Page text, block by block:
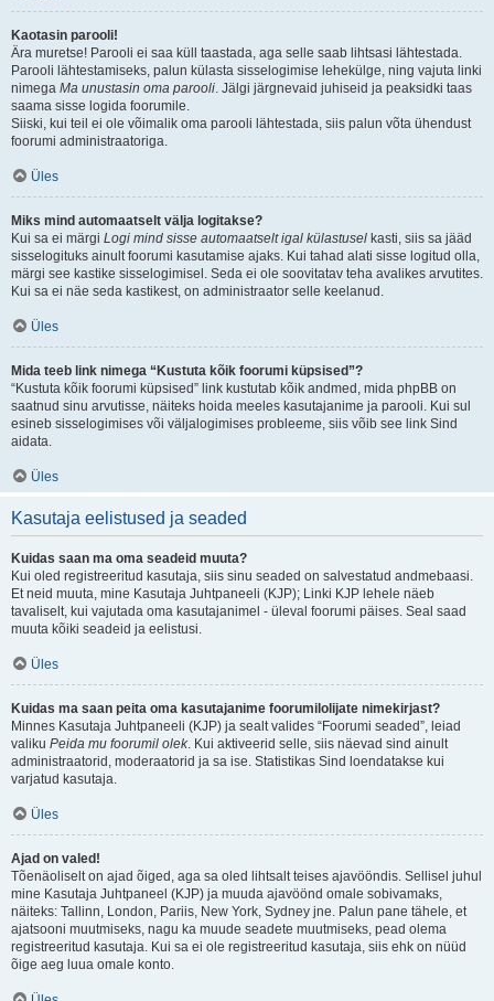
Kaotasin parooli!
Ära muretse! Parooli ei saa küll taastada, aga selle saab lihtsasi lähtestada.
Parooli lähtestamiseks, palun külasta sisselogimise lehekülge, ning vajuta linki
nimega Ma unustasin oma parooli. Jälgi järgnevaid juhiseid ja peaksidki taas
saama sisse logida foorumile.
Siiski, kui teil ei ole võimalik oma parooli lähtestada, siis palun võta ühendust
foorumi administraatoriga.
Üles
Miks mind automaatselt välja logitakse?
Kui sa ei märgi Logi mind sisse automaatselt igal külastusel kasti, siis sa jääd
sisselogituks ainult foorumi kasutamise ajaks. Kui tahad alati sisse logitud olla,
märgi see kastike sisselogimisel. Seda ei ole soovitatav teha avalikes arvutites.
Kui sa ei näe seda kastikest, on administraator selle keelanud.
Üles
Mida teeb link nimega “Kustuta kõik foorumi küpsised”?
“Kustuta kõik foorumi küpsised” link kustutab kõik andmed, mida phpBB on
saatnud sinu arvutisse, näiteks hoida meeles kasutajanime ja parooli. Kui sul
esineb sisselogimises või väljalogimises probleeme, siis võib see link Sind
aidata.
Üles
Kasutaja eelistused ja seaded
Kuidas saan ma oma seadeid muuta?
Kui oled registreeritud kasutaja, siis sinu seaded on salvestatud andmebaasi.
Et neid muuta, mine Kasutaja Juhtpaneeli (KJP); Linki KJP lehele näeb
tavaliselt, kui vajutada oma kasutajanimel - üleval foorumi päises. Seal saad
muuta kõiki seadeid ja eelistusi.
Üles
Kuidas ma saan peita oma kasutajanime foorumilolijate nimekirjast?
Minnes Kasutaja Juhtpaneeli (KJP) ja sealt valides “Foorumi seaded”, leiad
valiku Peida mu foorumil olek. Kui aktiveerid selle, siis näevad sind ainult
administraatorid, moderaatorid ja sa ise. Statistikas Sind loendatakse kui
varjatud kasutaja.
Üles
Ajad on valed!
Tõenäoliselt on ajad õiged, aga sa oled lihtsalt teises ajavööndis. Sellisel juhul
mine Kasutaja Juhtpaneel (KJP) ja muuda ajavöönd omale sobivamaks,
näiteks: Tallinn, London, Pariis, New York, Sydney jne. Palun pane tähele, et
ajatsooni muutmiseks, nagu ka muude seadete muutmiseks, pead olema
registreeritud kasutaja. Kui sa ei ole registreeritud kasutaja, siis ehk on nüüd
õige aeg luua omale konto.